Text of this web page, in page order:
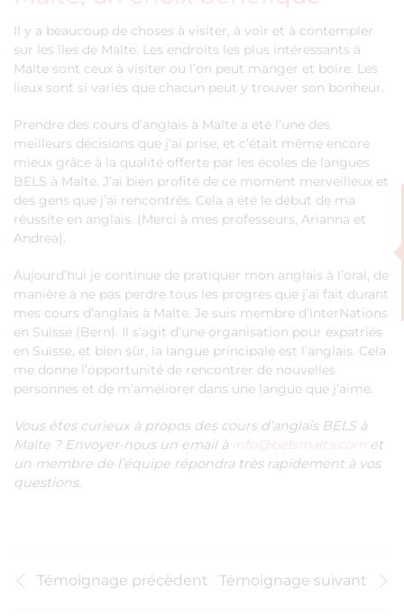
Il y a beaucoup de choses à visiter, à voir et à contempler
sur les îles de Malte. Les endroits les plus intéressants à
Malte sont ceux à visiter ou l’on peut manger et boire. Les
lieux sont si variés que chacun peut y trouver son bonheur.
Prendre des cours d’anglais à Malte a été l’une des
meilleurs décisions que j’ai prise, et c’était même encore
mieux grâce à la qualité offerte par les écoles de langues
BELS à Malte. J’ai bien profité de ce moment merveilleux et
des gens que j’ai rencontrés. Cela a été le début de ma
réussite en anglais. (Merci à mes professeurs, Arianna et
Andrea).
Aujourd’hui je continue de pratiquer mon anglais à l’oral, de
manière à ne pas perdre tous les progrès que j’ai fait durant
mes cours d’anglais à Malte. Je suis membre d’InterNations
en Suisse (Bern). Il s’agit d’une organisation pour expatriés
en Suisse, et bien sûr, la langue principale est l’anglais. Cela
me donne l’opportunité de rencontrer de nouvelles
personnes et de m’améliorer dans une langue que j’aime.
Vous êtes curieux à propos des cours d’anglais BELS à
Malte ? Envoyer-nous un email à info@belsmalta.com et
un membre de l’équipe répondra très rapidement à vos
questions.
Témoignage précèdent Témoignage suivant